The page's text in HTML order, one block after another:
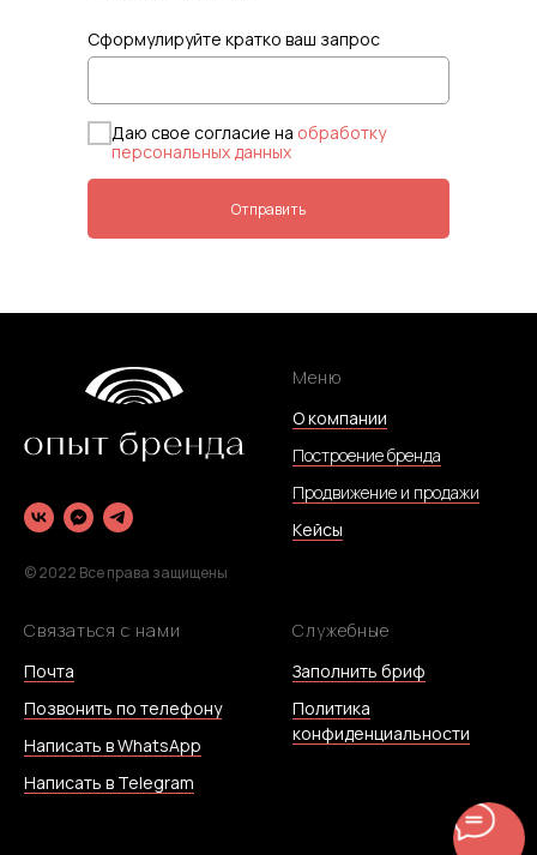
Сформулируйте кратко ваш запрос
Даю свое согласие на обработку
персональных данных
Отправить
© 2022 Все права защищены
Меню
О компании
Построение бренда
Продвижение и продажи
Кейсы
Связаться с нами
Почта
Позвонить по телефону
Написать в WhatsApp
Написать в Telegram
Служебные
Заполнить бриф
Политика
конфиденциальности